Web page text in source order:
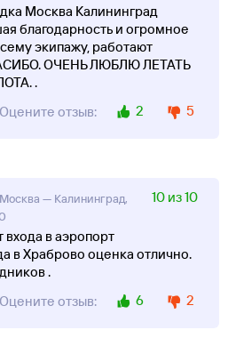
Москва Калининград
благодарность и огромное
экипажу, работают
ОЧЕНЬ ЛЮБЛЮ ЛЕТАТЬ
.
Оцените отзыв:
2 5
— Калининград,
10 из 10
в аэропорт
в Храброво оценка отлично.
.
Оцените отзыв:
6 2